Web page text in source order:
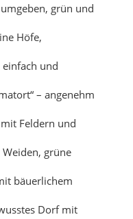
grün und
Höfe,
und
– angenehm
Feldern und
grüne
bäuerlichem
Dorf mit